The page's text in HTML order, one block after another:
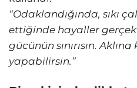
“Odaklandığında, sıkı
ettiğinde hayaller gerçek
gücünün sınırısın.
yapabilirsin.”